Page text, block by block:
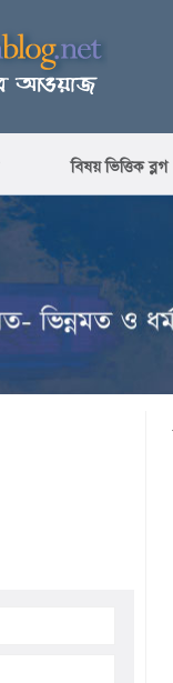
বিষয় ভিত্তিক ব্লগ